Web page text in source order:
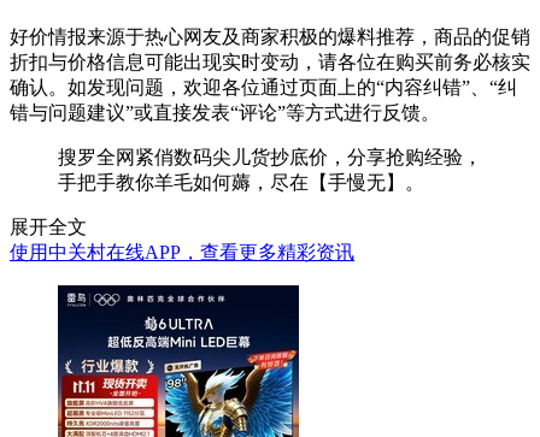
好价情报来源于热心网友及商家积极的爆料推荐，商品的促销
折扣与价格信息可能出现实时变动，请各位在购买前务必核实
确认。如发现问题，欢迎各位通过页面上的“内容纠错”、“纠
错与问题建议”或直接发表“评论”等方式进行反馈。
搜罗全网紧俏数码尖儿货抄底价，分享抢购经验，
手把手教你羊毛如何薅，尽在【手慢无】。
展开全文
使用中关村在线APP，查看更多精彩资讯